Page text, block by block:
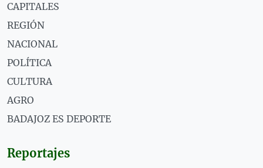
CAPITALES
REGIÓN
NACIONAL
POLÍTICA
CULTURA
AGRO
BADAJOZ ES DEPORTE
Reportajes